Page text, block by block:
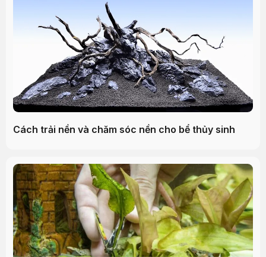
Cách trải nền và chăm sóc nền cho bể thủy sinh